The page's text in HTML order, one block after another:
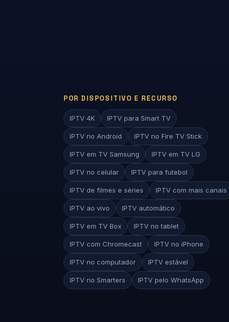
POR DISPOSITIVO E RECURSO
IPTV 4K IPTV para Smart TV
IPTV no Android IPTV no Fire TV Stick
IPTV em TV Samsung IPTV em TV LG
IPTV no celular IPTV para futebol
IPTV de filmes e séries IPTV com mais canais
IPTV ao vivo IPTV automático
IPTV em TV Box IPTV no tablet
IPTV com Chromecast IPTV no iPhone
IPTV no computador IPTV estável
IPTV no Smarters IPTV pelo WhatsApp